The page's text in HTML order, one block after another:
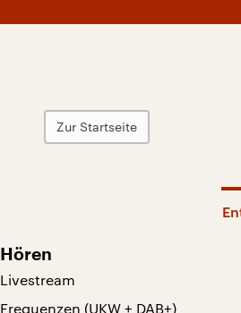
Zur Startseite
Hören
Livestream
Frequenzen (UKW + DAB+)